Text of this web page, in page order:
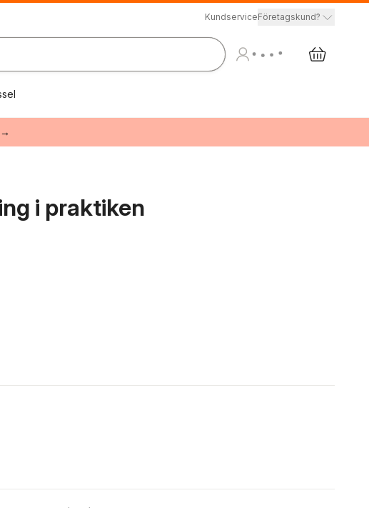
KundserviceFöretagskund?
i praktiken